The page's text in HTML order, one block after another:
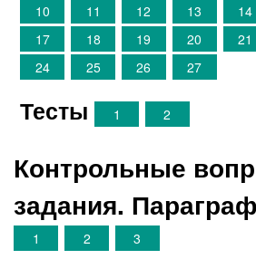
10
11 12 13 14
17
18 19 20 21
24
25 26 27
Тесты 1 2
Контрольные
задания.
1 2 3